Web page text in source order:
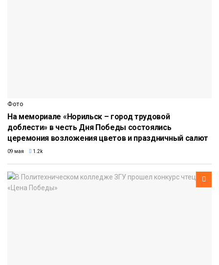
Фото
На мемориале «Норильск – город трудовой
доблести» в честь Дня Победы состоялись
церемония возложения цветов и праздничный салют
09 мая 1.2k